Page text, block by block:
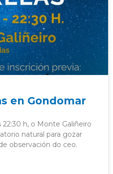
en Gondomar
h, o Monte Galiñeiro
natural para gozar
observación do ceo.